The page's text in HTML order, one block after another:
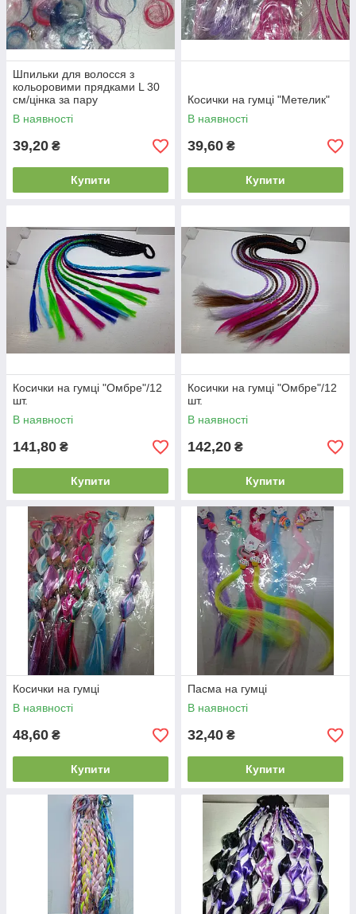
Шпильки для волосся з
кольоровими прядками L 30
см/цінка за пару
В наявності
39,20 ₴
Купити
Косички на гумці "Метелик"
В наявності
39,60 ₴
Купити
Косички на гумці "Омбре"/12
шт.
В наявності
141,80 ₴
Купити
Косички на гумці "Омбре"/12
шт.
В наявності
142,20 ₴
Купити
Косички на гумці
В наявності
48,60 ₴
Купити
Пасма на гумці
В наявності
32,40 ₴
Купити